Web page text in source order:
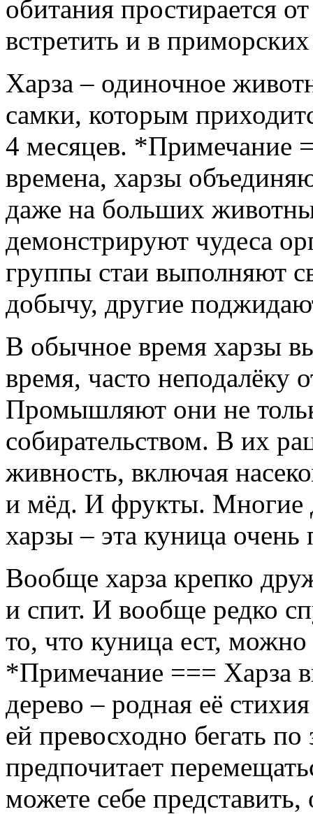
обитания простирается
встретить и в
Харза – одиночное
самки, которым
4 месяцев. *Примечание
времена, харзы
даже на больших
демонстрируют чудеса
группы стаи выполняют
добычу, другие
В обычное время харзы
время, часто неподалёку
Промышляют они не
собирательством. В их
живность, включая
и мёд. И фрукты. Многие
харзы – эта куница
Вообще харза крепко
и спит. И вообще редко
то, что куница ест,
*Примечание === Харза
дерево – родная её
ей превосходно бегать
предпочитает
можете себе